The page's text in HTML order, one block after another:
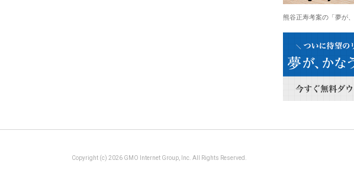
熊谷正寿考案の「夢が
Copyright (c) 2026 GMO Internet Group, Inc. All Rights Reserved.